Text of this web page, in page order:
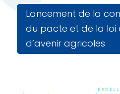
Lancement de la
du pacte et de la loi
d’avenir agricoles